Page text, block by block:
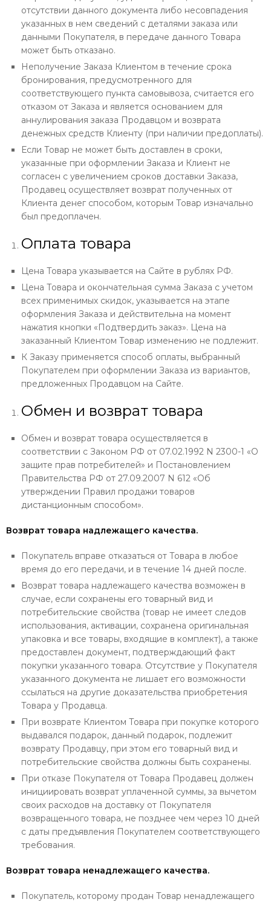
отсутствии данного документа либо несовпадения
указанных в нем сведений с деталями заказа или
данными Покупателя, в передаче данного Товара
может быть отказано.
Неполучение Заказа Клиентом в течение срока
бронирования, предусмотренного для
соответствующего пункта самовывоза, считается его
отказом от Заказа и является основанием для
аннулирования заказа Продавцом и возврата
денежных средств Клиенту (при наличии предоплаты).
Если Товар не может быть доставлен в сроки,
указанные при оформлении Заказа и Клиент не
согласен с увеличением сроков доставки Заказа,
Продавец осуществляет возврат полученных от
Клиента денег способом, которым Товар изначально
был предоплачен.
Оплата товара
Цена Товара указывается на Сайте в рублях РФ.
Цена Товара и окончательная сумма Заказа с учетом
всех применимых скидок, указывается на этапе
оформления Заказа и действительна на момент
нажатия кнопки «Подтвердить заказ». Цена на
заказанный Клиентом Товар изменению не подлежит.
К Заказу применяется способ оплаты, выбранный
Покупателем при оформлении Заказа из вариантов,
предложенных Продавцом на Сайте.
Обмен и возврат товара
Обмен и возврат товара осуществляется в
соответствии с Законом РФ от 07.02.1992 N 2300-1 «О
защите прав потребителей» и Постановлением
Правительства РФ от 27.09.2007 N 612 «Об
утверждении Правил продажи товаров
дистанционным способом».
Возврат товара надлежащего качества.
Покупатель вправе отказаться от Товара в любое
время до его передачи, и в течение 14 дней после.
Возврат товара надлежащего качества возможен в
случае, если сохранены его товарный вид и
потребительские свойства (товар не имеет следов
использования, активации, сохранена оригинальная
упаковка и все товары, входящие в комплект), а также
предоставлен документ, подтверждающий факт
покупки указанного товара. Отсутствие у Покупателя
указанного документа не лишает его возможности
ссылаться на другие доказательства приобретения
Товара у Продавца.
При возврате Клиентом Товара при покупке которого
выдавался подарок, данный подарок, подлежит
возврату Продавцу, при этом его товарный вид и
потребительские свойства должны быть сохранены.
При отказе Покупателя от Товара Продавец должен
инициировать возврат уплаченной суммы, за вычетом
своих расходов на доставку от Покупателя
возвращенного товара, не позднее чем через 10 дней
с даты предъявления Покупателем соответствующего
требования.
Возврат товара ненадлежащего качества.
Покупатель, которому продан Товар ненадлежащего